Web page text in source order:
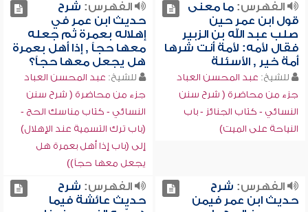
الفهرس:ما معنى
قول ابن عمر حين
صلب عبد الله بن الزبير
فقال لأمه: لأمة أنت شرها
أمة خير , الأسئلة
للشيخ: عبد المحسن العباد
جزء من محاضرة ( شرح سنن
النسائي - كتاب الجنائز - باب
النياحة على الميت)
الفهرس: شرح
حديث ابن عمر في
إهلاله بعمرة ثم جعله
معها حجاً , إذا أهل بعمرة
هل يجعل معها حجاً؟
للشيخ: عبد المحسن العباد
جزء من محاضرة ( شرح سنن
النسائي - كتاب مناسك الحج -
(باب ترك التسمية عند الإهلال)
إلى (باب إذا أهل بعمرة هل
يجعل معها حجاً))
الفهرس: شرح
حديث ابن عمر فيمن
الفهرس: شرح
حديث عائشة فيما